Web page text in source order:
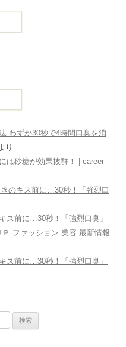
わずか30秒で4時間口臭を消
り
は砂糖が効果抜群！ | career-
のキス前に…30秒！「強烈口
ス前に…30秒！「強烈口臭」
ファッション 美容 最新情報
ス前に…30秒！「強烈口臭」